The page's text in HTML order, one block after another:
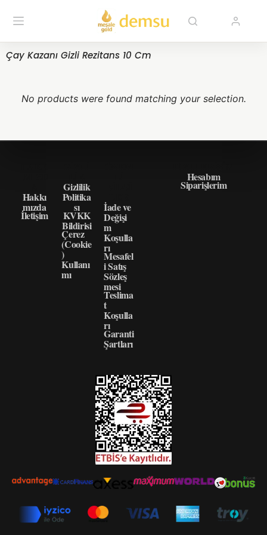
Çay Kazanı Gizli Rezitans 10 Cm
No products were found matching your selection.
Hakkı
mızda
İletişim
Gizlilik
Politika
sı
KVKK
Bildirisi
Çerez
(Cookie
)
Kullanı
mı
İade ve
Değişi
m
Koşulla
rı
Mesafel
i Satış
Sözleş
mesi
Teslima
t
Koşulla
rı
Garanti
Şartları
Hesabım
Siparişlerim